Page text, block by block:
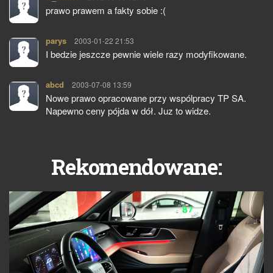
prawo prawem a fakty sobie :(
parys pisze:
2003-01-22 21:53
I bedzie jeszcze pewnie wiele razy modyfikowane.
abcd pisze:
2003-07-08 13:59
Nowe prawo opracowane przy wspólpracy TP SA.
Napewno ceny pójda w dół. Juz to widze.
Rekomendowane: